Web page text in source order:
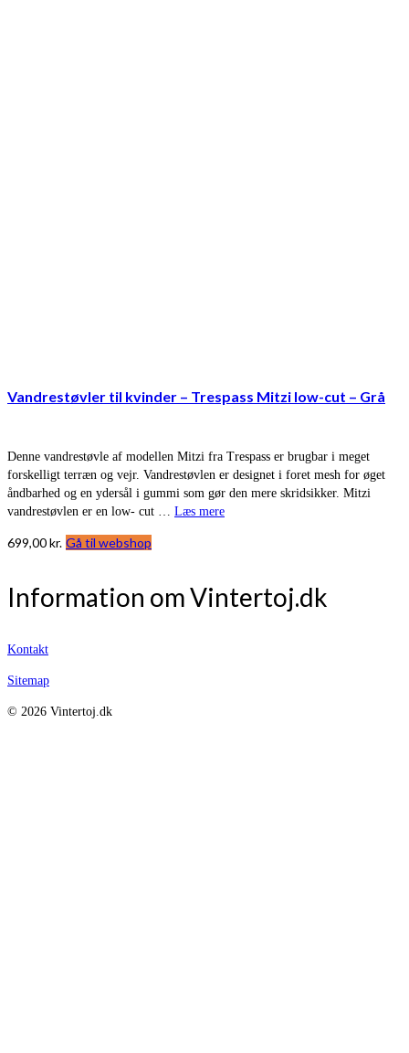
Vandrestøvler til kvinder – Trespass Mitzi low-cut – Grå
Denne vandrestøvle af modellen Mitzi fra Trespass er brugbar i meget
forskelligt terræn og vejr. Vandrestøvlen er designet i foret mesh for øget
åndbarhed og en ydersål i gummi som gør den mere skridsikker. Mitzi
vandrestøvlen er en low- cut … Læs mere
699,00kr. Gå til webshop
Information om Vintertoj.dk
Kontakt
Sitemap
© 2026 Vintertoj.dk